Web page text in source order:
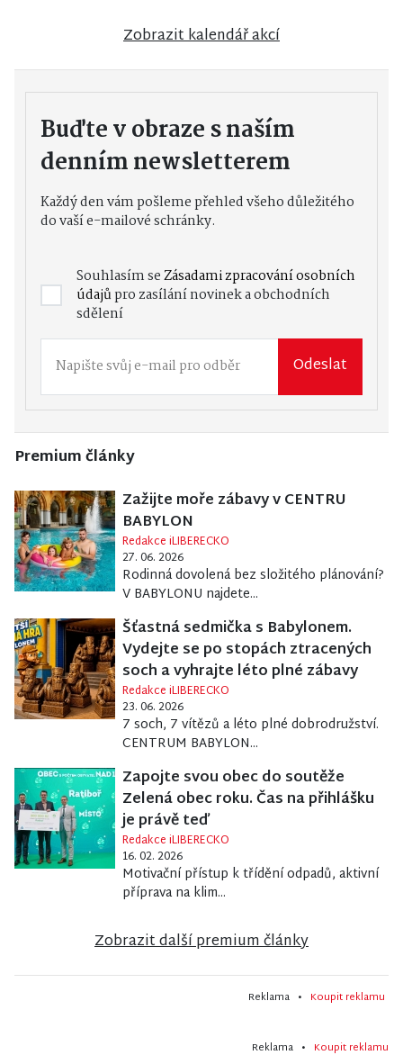
Zobrazit kalendář akcí
Buďte v obraze s naším
denním newsletterem
Každý den vám pošleme přehled všeho důležitého
do vaší e-mailové schránky.
Souhlasím seZásadami zpracování osobních
údajůpro zasílání novinek a obchodních
sdělení
Odeslat
Premium články
Zažijte moře zábavy v CENTRU
BABYLON
Redakce iLIBERECKO
27. 06. 2026
Rodinná dovolená bez složitého plánování?
V BABYLONU najdete...
Šťastná sedmička s Babylonem.
Vydejte se po stopách ztracených
soch a vyhrajte léto plné zábavy
Redakce iLIBERECKO
23. 06. 2026
7 soch, 7 vítězů a léto plné dobrodružství.
CENTRUM BABYLON...
Zapojte svou obec do soutěže
Zelená obec roku. Čas na přihlášku
je právě teď
Redakce iLIBERECKO
16. 02. 2026
Motivační přístup k třídění odpadů, aktivní
příprava na klim...
Zobrazit další premium články
Reklama • Koupit reklamu
Reklama • Koupit reklamu